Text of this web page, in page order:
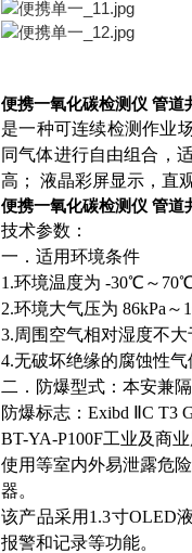
便携一氧化碳检测仪 管道
是一种可连续检测作业
同气体进行自由组合，
高； 液晶彩屏显示，直
便携一氧化碳检测仪 管道
技术参数：
一．适用环境条件
1.环境温度为 -30℃～70℃
2.环境大气压为 86kPa～
3.周围空气相对湿度不大
4.无破坏绝缘的腐蚀性气
二．防爆型式：本安兼隔
防爆标志： Exibd ⅡC T3
BT-YA-P100F工业及商
使用等室内外易泄露危
器。
该产品采用 1.3寸OLED
报警和记录等功能。